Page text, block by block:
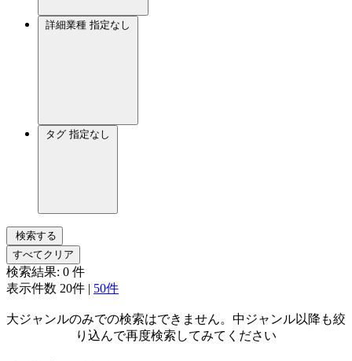
詳細業種 指定なし
タグ 指定なし
検索する
すべてクリア
検索結果: 0 件
表示件数 20件 | 50件
大ジャンルのみでの検索はできません。中ジャンル以降も絞
り込んで再度検索してみてください